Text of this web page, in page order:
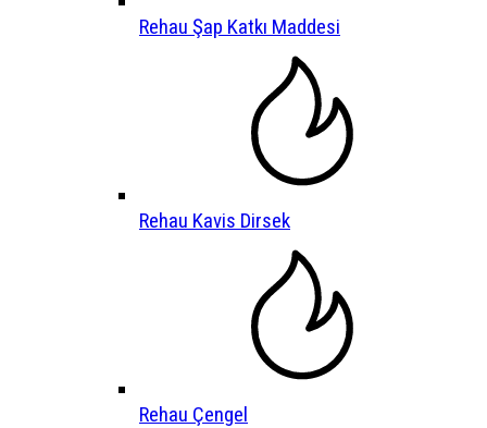
Rehau Şap Katkı Maddesi
Rehau Kavis Dirsek
Rehau Çengel